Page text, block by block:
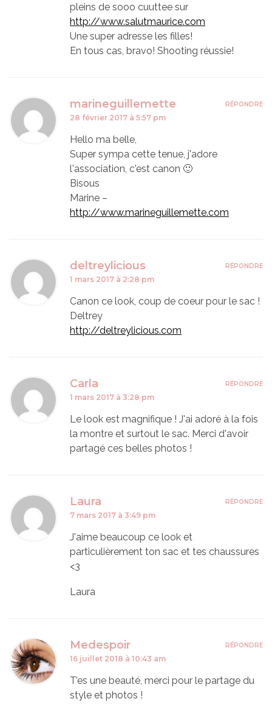
pleins de sooo cuuttee sur
http://www.salutmaurice.com
Une super adresse les filles!
En tous cas, bravo! Shooting réussie!
marineguillemette
28 février 2017 à 5:57 pm
Hello ma belle,
Super sympa cette tenue, j'adore
l'association, c'est canon 🙂
Bisous
Marine –
http://www.marineguillemette.com
RÉPONDRE
deltreylicious
1 mars 2017 à 2:28 pm
Canon ce look, coup de coeur pour le sac !
Deltrey
http://deltreylicious.com
RÉPONDRE
Carla
1 mars 2017 à 3:28 pm
Le look est magnifique ! J'ai adoré à la fois
la montre et surtout le sac. Merci d'avoir
partagé ces belles photos !
RÉPONDRE
Laura
7 mars 2017 à 3:49 pm
J'aime beaucoup ce look et
particulièrement ton sac et tes chaussures
<3
Laura
RÉPONDRE
Medespoir
16 juillet 2018 à 10:43 am
T’es une beauté, merci pour le partage du
style et photos !
RÉPONDRE